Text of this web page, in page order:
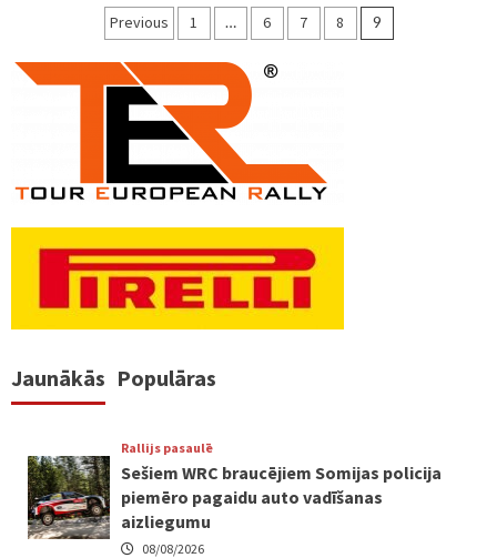
Ziņu
numerācija
pēc
lappusēm
Previous 1 … 6 7 8 9
Jaunākās Populāras
Rallijs pasaulē
Sešiem WRC braucējiem Somijas policija
piemēro pagaidu auto vadīšanas
aizliegumu
08/08/2026